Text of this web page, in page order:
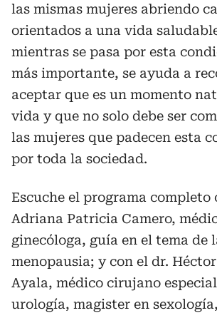
las mismas mujeres abriendo
orientados a una vida
mientras se pasa por esta
más importante, se ayuda a
aceptar que es un momento
vida y que no solo debe ser
las mujeres que padecen esta
por toda la sociedad.
Escuche el programa completo
Adriana Patricia Camero,
ginecóloga, guía en el tema de
menopausia; y con el dr.
Ayala, médico cirujano
urología, magister en